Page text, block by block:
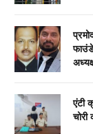
एंटी
चोरी